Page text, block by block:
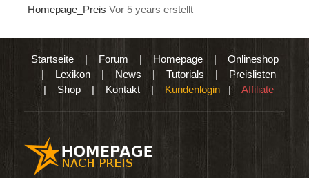
Homepage_Preis Vor 5 years erstellt
Startseite| Forum | Homepage| Onlineshop
| Lexikon | News | Tutorials | Preislisten
| Shop | Kontakt | Kundenlogin | Affiliate